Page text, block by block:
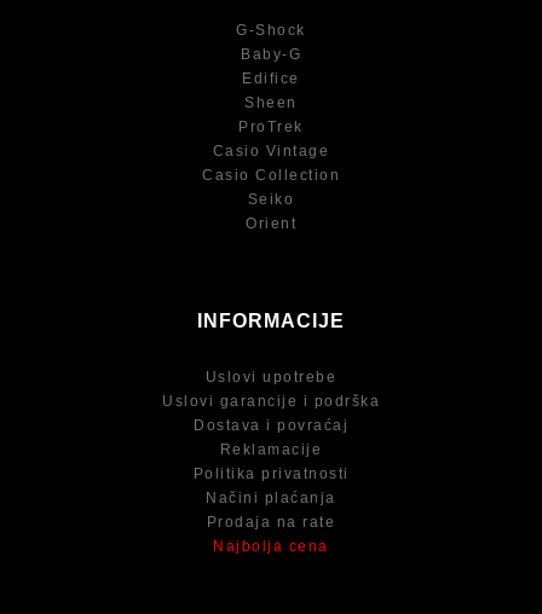
G-Shock
Baby-G
Edifice
Sheen
ProTrek
Casio Vintage
Casio Collection
Seiko
Orient
INFORMACIJE
Uslovi upotrebe
Uslovi garancije i podrška
Dostava i povraćaj
Reklamacije
Politika privatnosti
Načini plaćanja
Prodaja na rate
Najbolja cena